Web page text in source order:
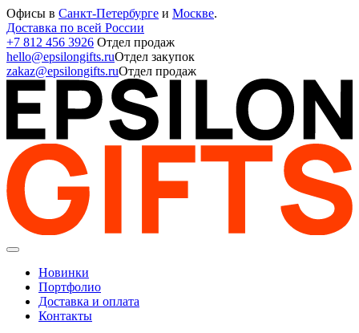
Офисы в Санкт-Петербурге и Москве.
Доставка по всей России
+7 812 456 3926 Отдел продаж
hello@epsilongifts.ruОтдел закупок
zakaz@epsilongifts.ruОтдел продаж
Новинки
Портфолио
Доставка и оплата
Контакты